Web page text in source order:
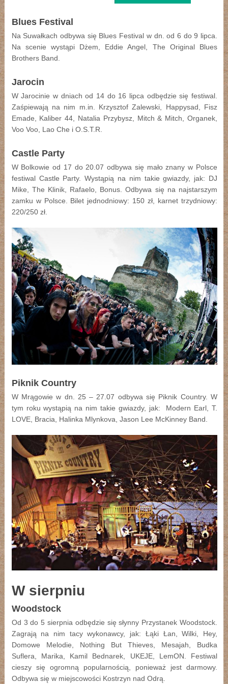
Blues Festival
Na Suwałkach odbywa się Blues Festival w dn. od 6 do 9 lipca.
Na scenie wystąpi Dżem, Eddie Angel, The Original Blues
Brothers Band.
Jarocin
W Jarocinie w dniach od 14 do 16 lipca odbędzie się festiwal.
Zaśpiewają na nim m.in. Krzysztof Zalewski, Happysad, Fisz
Emade, Kaliber 44, Natalia Przybysz, Mitch & Mitch, Organek,
Voo Voo, Lao Che i O.S.T.R.
Castle Party
W Bolkowie od 17 do 20.07 odbywa się mało znany w Polsce
festiwal Castle Party. Wystąpią na nim takie gwiazdy, jak: DJ
Mike, The Klinik, Rafaelo, Bonus. Odbywa się na najstarszym
zamku w Polsce. Bilet jednodniowy: 150 zł, karnet trzydniowy:
220/250 zł.
Piknik Country
W Mrągowie w dn. 25 – 27.07 odbywa się Piknik Country. W
tym roku wystąpią na nim takie gwiazdy, jak: Modern Earl, T.
LOVE, Bracia, Halinka Mlynkova, Jason Lee McKinney Band.
W sierpniu
Woodstock
Od 3 do 5 sierpnia odbędzie się słynny Przystanek Woodstock.
Zagrają na nim tacy wykonawcy, jak: Łąki Łan, Wilki, Hey,
Domowe Melodie, Nothing But Thieves, Mesajah, Budka
Suflera, Marika, Kamil Bednarek, UKEJE, LemON. Festiwal
cieszy się ogromną popularnością, ponieważ jest darmowy.
Odbywa się w miejscowości Kostrzyn nad Odrą.